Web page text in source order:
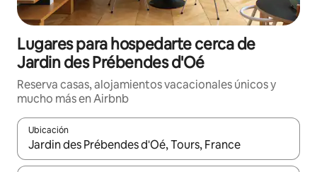
Lugares para hospedarte cerca de
Jardin des Prébendes d'Oé
Reserva casas, alojamientos vacacionales únicos y
mucho más en Airbnb
Ubicación
Cuando los resultados estén disponibles, podrás navegar